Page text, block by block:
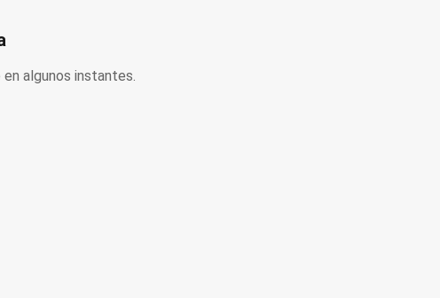
algunos instantes.